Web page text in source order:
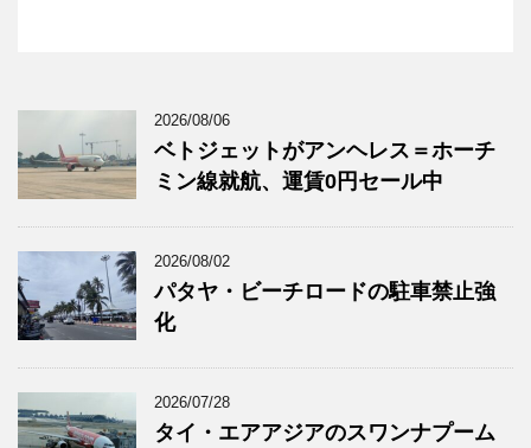
2026/08/06
ベトジェットがアンヘレス＝ホーチ
ミン線就航、運賃0円セール中
2026/08/02
パタヤ・ビーチロードの駐車禁止強
化
2026/07/28
タイ・エアアジアのスワンナプーム